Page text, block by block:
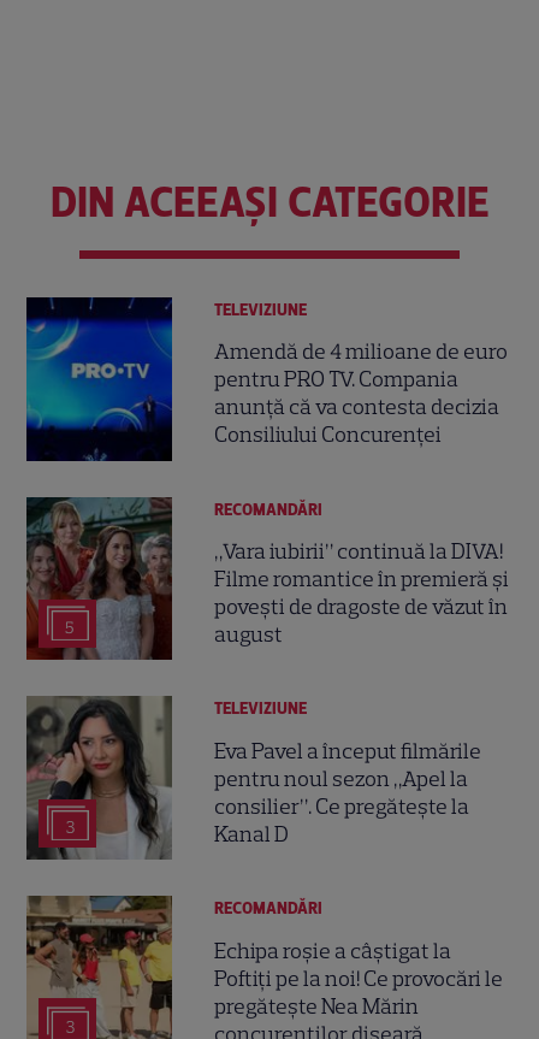
DIN ACEEAȘI CATEGORIE
TELEVIZIUNE
Amendă de 4 milioane de euro
pentru PRO TV. Compania
anunță că va contesta decizia
Consiliului Concurenței
5
RECOMANDĂRI
„Vara iubirii” continuă la DIVA!
Filme romantice în premieră și
povești de dragoste de văzut în
august
3
TELEVIZIUNE
Eva Pavel a început filmările
pentru noul sezon „Apel la
consilier”. Ce pregătește la
Kanal D
3
RECOMANDĂRI
Echipa roșie a câștigat la
Poftiți pe la noi! Ce provocări le
pregătește Nea Mărin
concurenților diseară